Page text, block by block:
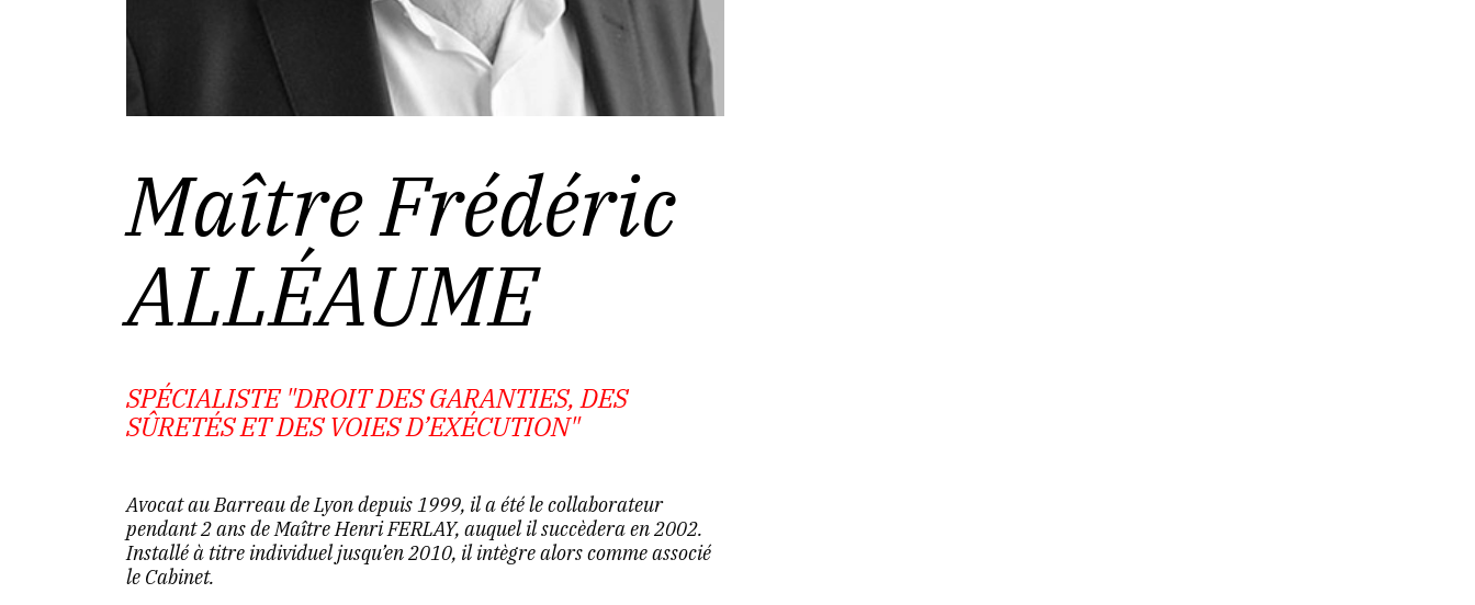
MaîtreFrédéric
ALLÉAUME
SPÉCIALISTE "DROIT DES GARANTIES, DES
SÛRETÉS ET DES VOIES D’EXÉCUTION"
Avocat au Barreau de Lyon depuis 1999, il a été le collaborateur
pendant 2 ans de Maître Henri FERLAY, auquel il succèdera en 2002.
Installé à titre individuel jusqu’en 2010, il intègre alors comme associé
le Cabinet.